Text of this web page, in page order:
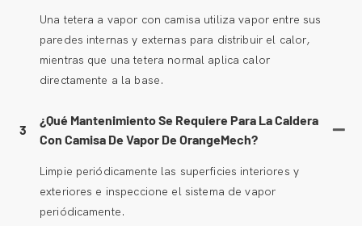
Una tetera a vapor con camisa utiliza vapor entre sus
paredes internas y externas para distribuir el calor,
mientras que una tetera normal aplica calor
directamente a la base.
3
¿Qué Mantenimiento Se Requiere Para La Caldera
Con Camisa De Vapor De OrangeMech?
Limpie periódicamente las superficies interiores y
exteriores e inspeccione el sistema de vapor
periódicamente.